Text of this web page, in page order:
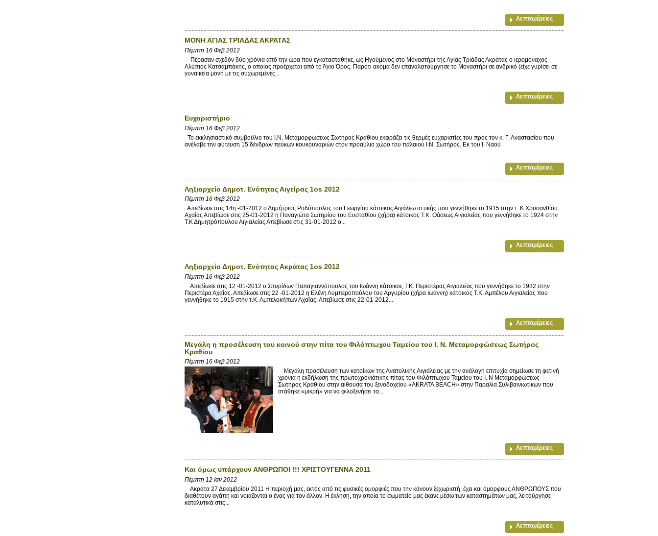
Λεπτομέρειες
ΜΟΝΗ ΑΓΙΑΣ ΤΡΙΑΔΑΣ ΑΚΡΑΤΑΣ
Πέμπτη 16 Φεβ 2012
Πέρασαν σχεδόν δύο χρόνια από την ώρα που εγκαταστάθηκε, ως Ηγούμενος στο Μοναστήρι της Αγίας Τριάδας Ακράτας ο ιερομόναχος
Αλύπιος Κατσαμπάκης, ο οποίος προέρχεται από το Άγιο Όρος. Παρότι ακόμα δεν επαναλειτούργησε το Μοναστήρι σε ανδρικό (είχε γυρίσει σε
γυναικεία μονή με τις συχωρεμένες...
Λεπτομέρειες
Ευχαριστήριο
Πέμπτη 16 Φεβ 2012
Το εκκλησιαστικό συμβούλιο του Ι.Ν. Μεταμορφώσεως Σωτήρος Κραθίου εκφράζει τις θερμές ευχαριστίες του προς τον κ. Γ. Αναστασίου που
ανέλαβε την φύτευση 15 δένδρων πεύκων κουκουναριών στον προαύλιο χώρο του παλαιού Ι.Ν. Σωτήρος. Εκ του Ι. Ναού
Λεπτομέρειες
Ληξιαρχείο Δημοτ. Ενότητας Αιγείρας 1os 2012
Πέμπτη 16 Φεβ 2012
Απεβίωσε στις 14η -01-2012 ο Δημήτριος Ροδόπουλος του Γεωργίου κάτοικος Αιγάλεω αττικής που γεννήθηκε το 1915 στην τ. Κ Χρυσανθίου
Αχαΐας Απεβίωσε στις 25-01-2012 η Παναγιώτα Σωτηρίου του Ευσταθίου (χήρα) κάτοικος Τ.Κ. Οάσεως Αιγιαλείας που γεννήθηκε το 1924 στην
Τ.Κ Δημητρόπουλου Αιγιαλείας Απεβίωσε στις 31-01-2012 ο...
Λεπτομέρειες
Ληξιαρχείο Δημοτ. Ενότητας Ακράτας 1os 2012
Πέμπτη 16 Φεβ 2012
Απεβίωσε στις 12 -01-2012 ο Σπυρίδων Παπαγιαννόπουλος του Ιωάννη κάτοικος Τ.Κ. Περιστέρας Αιγιαλείας που γεννήθηκε το 1932 στην
Περιστέρα Αχαΐας. Απεβίωσε στις 22 -01-2012 η Ελένη Λυμπεροπούλου του Αργυρίου (χήρα Ιωάννη) κάτοικος Τ.Κ. Αμπέλου Αιγιαλείας που
γεννήθηκε το 1915 στην τ.Κ. Αμπελοκήπων Αχαΐας. Απεβίωσε στις 22-01-2012...
Λεπτομέρειες
Μεγάλη η προσέλευση του κοινού στην πίτα του Φιλόπτωχου Ταμείου του Ι. Ν. Μεταμορφώσεως Σωτήρος
Κραθίου
Πέμπτη 16 Φεβ 2012
Μεγάλη προσέλευση των κατοίκων της Ανατολικής Αιγιάλειας με την ανάλογη επιτυχία σημείωσε τη φετινή
χρονιά η εκδήλωση της πρωτοχρονιάτικης πίτας του Φιλόπτωχου Ταμείου του Ι. Ν Μεταμορφώσεως
Σωτήρος Κραθίου στην αίθουσα του ξενοδοχείου «AKRATA BEACH» στην Παραλία Συλιβαινιωτίκων που
στάθηκε «μικρή» για να φιλοξενήσει τα...
Λεπτομέρειες
Και όμως υπάρχουν ΑΝΘΡΩΠΟΙ !!! ΧΡΙΣΤΟΥΓΕΝΝΑ 2011
Πέμπτη 12 Ιαν 2012
Ακράτα 27 Δεκεμβρίου 2011 H περιοχή μας, εκτός από τις φυσικές ομορφιές που την κάνουν ξεχωριστή, έχει και όμορφους ΑΝΘΡΩΠΟΥΣ που
διαθέτουν αγάπη και νοιάζονται ο ένας για τον άλλον. Η έκληση, την οποία το σωματείο μας έκανε μέσω των καταστημάτων μας, λειτούργησε
καταλυτικά στις...
Λεπτομέρειες